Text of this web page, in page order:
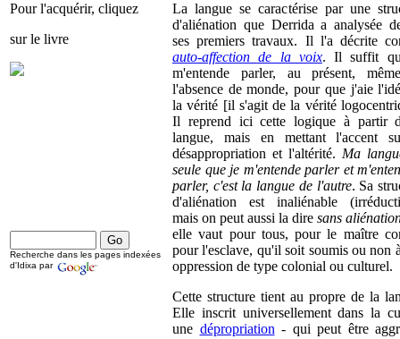
Pour l'acquérir, cliquez
sur le livre
La langue se caractérise par une
d'aliénation que Derrida a analysée
ses premiers travaux. Il l'a décrite
auto-affection de la voix. Il suffit
m'entende parler, au présent,
l'absence de monde, pour que j'aie
la vérité [il s'agit de la vérité
Il reprend ici cette logique à partir
langue, mais en mettant l'accent
désappropriation et l'altérité. Ma
seule que je m'entende parler et
parler, c'est la langue de l'autre. Sa
d'aliénation est inaliénable
mais on peut aussi la dire sans
elle vaut pour tous, pour le maître
pour l'esclave, qu'il soit soumis ou non
oppression de type colonial ou culturel.
Cette structure tient au propre de la
Elle inscrit universellement dans la
une dépropriation - qui peut être
Recherche dans les pages indexées
d'Idixa par